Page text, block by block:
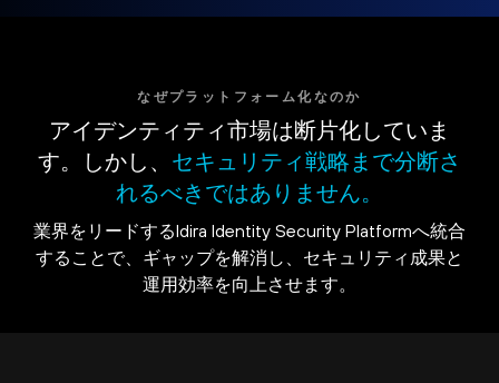
なぜプラットフォーム化なのか
アイデンティティ市場は断片化していま
す。しかし、 セキュリティ戦略まで分断さ
れるべきではありません。
業界をリードするIdira Identity Security Platformへ統合
することで、ギャップを解消し、セキュリティ成果と
運用効率を向上させます。